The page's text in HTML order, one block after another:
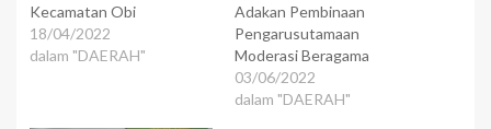
Kecamatan Obi
18/04/2022
dalam "DAERAH"
Adakan Pembinaan
Pengarusutamaan
Moderasi Beragama
03/06/2022
dalam "DAERAH"